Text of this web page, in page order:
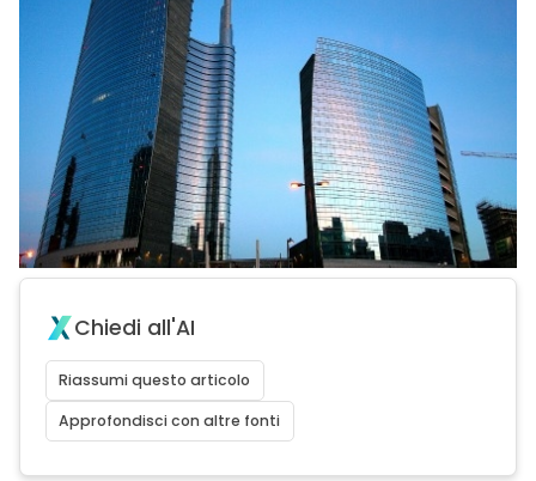
Chiedi all'AI
Riassumi questo articolo
Approfondisci con altre fonti